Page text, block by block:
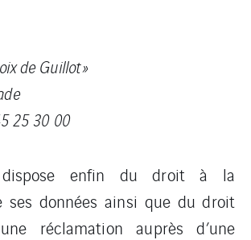
de Guillot »
25 30 00
dispose enfin du droit à la
ses données ainsi que du droit
réclamation auprès d’une